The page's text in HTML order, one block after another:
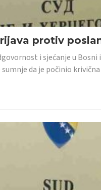
protiv
i sjećanje u
da je počinio